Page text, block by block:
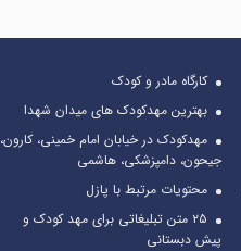
کارگاه مادر و کودک
بهترین مهدکودک های میدان شهدا
مهدکودک در خیابان امام خمینی، کارون،
جیحون، دامپزشکی، هاشمی
محتویات مرتبط با پازل
۲۵ متن تبلیغاتی برای مهد کودک و
پیش دبستانی